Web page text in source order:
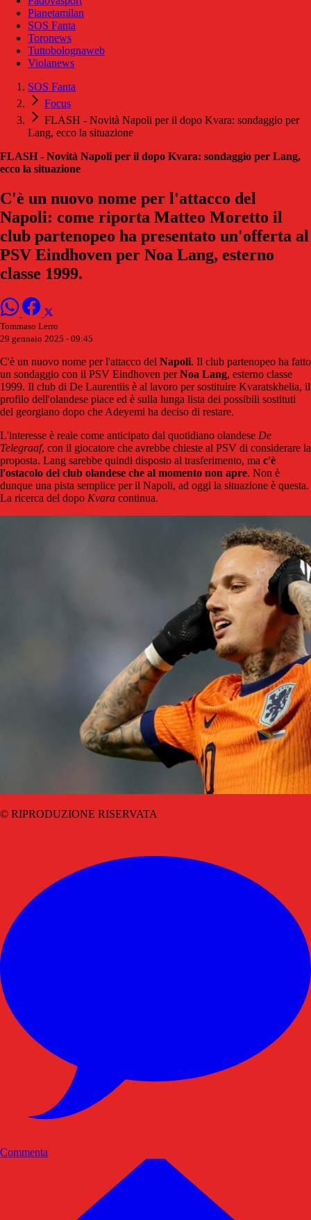
Pianetamilan
SOS Fanta
Toronews
Tuttobolognaweb
Violanews
SOS Fanta
Focus
FLASH - Novità Napoli per il dopo Kvara: sondaggio per
Lang, ecco la situazione
FLASH - Novità Napoli per il dopo Kvara: sondaggio per Lang,
ecco la situazione
C'è un nuovo nome per l'attacco del
Napoli: come riporta Matteo Moretto il
club partenopeo ha presentato un'offerta al
PSV Eindhoven per Noa Lang, esterno
classe 1999.
Tommaso Lerro
29 gennaio 2025 - 09:45
C'è un nuovo nome per l'attacco del Napoli. Il club partenopeo ha fatto
un sondaggio con il PSV Eindhoven perNoa Lang, esterno classe
1999. Il club di De Laurentiis è al lavoro per sostituire Kvaratskhelia, il
profilo dell'olandese piace ed è sulla lunga lista dei possibili sostituti
del georgiano dopo che Adeyemi ha deciso di restare.
L'interesse è reale come anticipato dal quotidiano olandese De
Telegraaf, con il giocatore che avrebbe chieste al PSV di considerare la
proposta. Lang sarebbe quindi disposto al trasferimento, ma c'è
l'ostacolo del club olandese che al momento non apre. Non è
dunque una pista semplice per il Napoli, ad oggi la situazione è questa.
La ricerca del dopo Kvara continua.
© RIPRODUZIONE RISERVATA
Commenta